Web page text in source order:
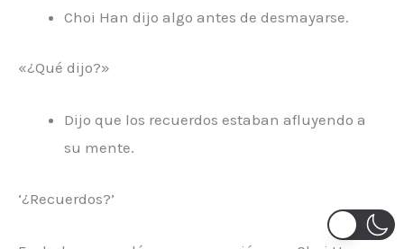
Choi Han dijo algo antes de desmayarse.
«¿Qué dijo?»
Dijo que los recuerdos estaban afluyendo a
su mente.
‘¿Recuerdos?’